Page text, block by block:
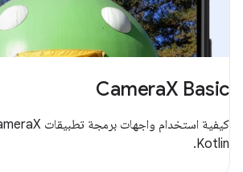
CameraX Basic
Kotlin.